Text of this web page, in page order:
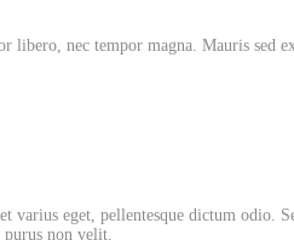
nec tempor magna. Mauris sed
eget, pellentesque dictum odio.
non velit.